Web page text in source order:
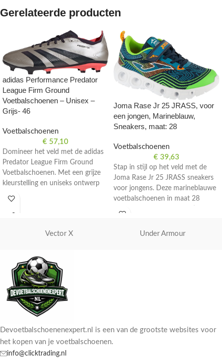
Gerelateerde producten
adidas Performance Predator
League Firm Ground
Voetbalschoenen – Unisex –
Grijs- 46
Voetbalschoenen
€ 57,10
Domineer het veld met de adidas
Predator League Firm Ground
Voetbalschoenen. Met een grijze
kleurstelling en uniseks ontwerp
Joma Rase Jr 25 JRASS, voor
een jongen, Marineblauw,
Sneakers, maat: 28
Voetbalschoenen
€ 39,63
Stap in stijl op het veld met de
Joma Rase Jr 25 JRASS sneakers
voor jongens. Deze marineblauwe
voetbalschoenen in maat 28
Vector X Under Armour
Devoetbalschoenenexpert.nl is een van de grootste websites voor
het kopen van je voetbalschoenen.
info@clicktrading.nl